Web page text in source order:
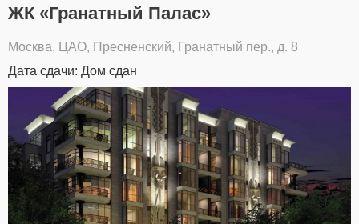
ЖК «Гранатный Палас»
Москва, ЦАО, Пресненский, Гранатный пер., д. 8
Дата сдачи: Дом сдан